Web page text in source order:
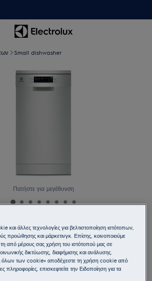
Small dishwasher
Πατήστε για μεγέθυνση
Πλυντήριο Πιάτων
και άλλες τεχνολογίες για βελτιστοποίηση ιστότοπων,
προώθησης και μάρκετινγκ. Επίσης, κοινοποιούμε
από μέρους σας χρήση του ιστότοπού μας σε
δικτύωσης, διαφήμισης και ανάλυσης.
όλων των cookie» αποδέχεστε τη χρήση cookie από
πληροφορίες, επισκεφτείτε την Ειδοποίηση για τα